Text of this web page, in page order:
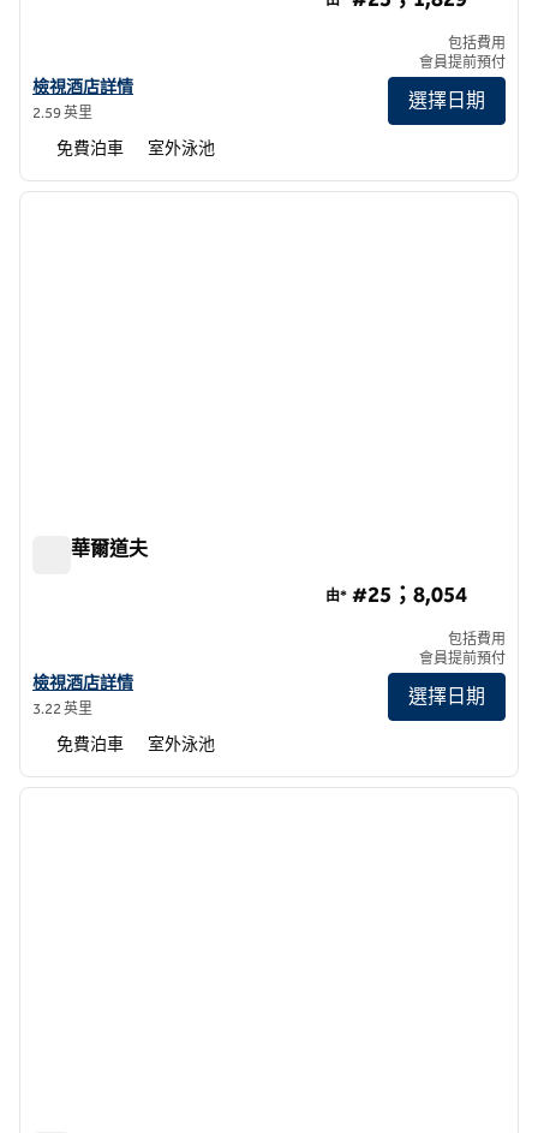
查看曼谷寧靜希爾頓花園酒店詳情
檢視酒店詳情
2.59 英里
包括費用
會員提前預付
選擇日期
免費泊車 室外泳池
第 1 頁，共 12 頁
下一
曼谷華爾道夫
查看曼谷華爾道夫酒店詳情
檢視酒店詳情
3.22 英里
由* #25；8,054
包括費用
會員提前預付
選擇日期
免費泊車 室外泳池
第 1 頁，共 12 頁
下一